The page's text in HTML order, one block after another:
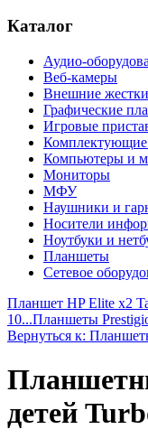
Каталог
Аудио-
Веб-камеры
Внешние
Графические
Игровые
Компьютеры и
Мониторы
МФУ
Наушники и
Носители
Ноутбуки и
Планшеты
Сетевое
Планшет HP Elite x2
10...Планшеты
Вернуться к:
детей